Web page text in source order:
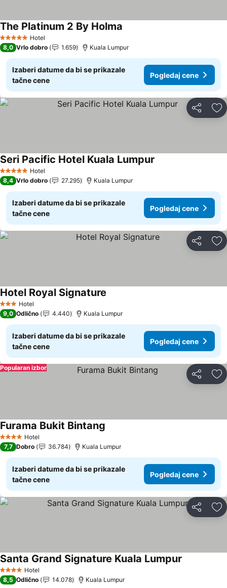
5 ZvezdiceHotel
The Platinum 2 By Holma
8,0 Vrlo dobro 1.659 Kuala Lumpur
Izaberi datume da bi se prikazale
tačne cene
Pogledaj cene
Deli
5 ZvezdiceHotel
Seri Pacific Hotel Kuala Lumpur
8,4 Vrlo dobro 27.295 Kuala Lumpur
Izaberi datume da bi se prikazale
tačne cene
Pogledaj cene
Deli
3 Zvezdice
Hotel
Hotel Royal Signature
9,0 Odlično 4.440 Kuala Lumpur
Izaberi datume da bi se prikazale
tačne cene
Pogledaj cene
Deli
Popularan izbor
4 ZvezdiceHotel
Furama Bukit Bintang
7,7 Dobro 36.784 Kuala Lumpur
Izaberi datume da bi se prikazale
tačne cene
Pogledaj cene
Deli
4 ZvezdiceHotel
Santa Grand Signature Kuala Lumpur
8,5 Odlično 14.078 Kuala Lumpur